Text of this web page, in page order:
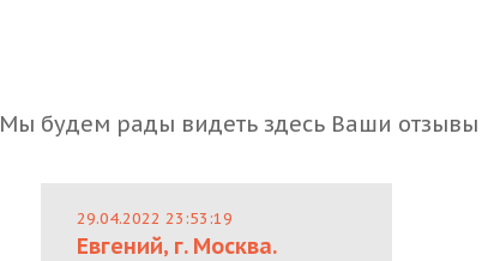
Мы будем рады видеть здесь Ваши отзывы
29.04.2022 23:53:19
Евгений, г. Москва.